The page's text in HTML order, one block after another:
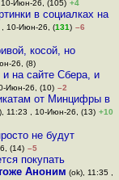
Июн-26, (105) +4
в социалках на
, 10-Июн-26, (131) –6
косой, но
26, (8)
на сайте Сбера, и
Июн-26, (10) –2
от Минцифры в
11:23 , 10-Июн-26, (13) +10
не будут
(14) –5
покупать
Аноним (ok), 11:35 ,